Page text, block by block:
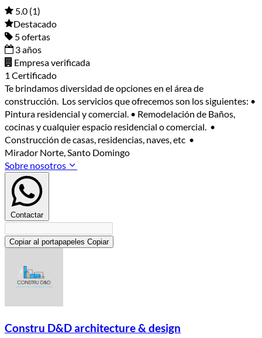
5.0 (1)
Destacado
5 ofertas
3 años
Empresa verificada
1 Certificado
Te brindamos diversidad de opciones en el área de
construcción. Los servicios que ofrecemos son los siguientes: •
Pintura residencial y comercial. • Remodelación de Baños,
cocinas y cualquier espacio residencial o comercial. •
Construcción de casas, residencias, naves, etc •
Mirador Norte, Santo Domingo
Sobre nosotros
Contactar
Copiar al portapapeles Copiar
Constru D&D architecture & design